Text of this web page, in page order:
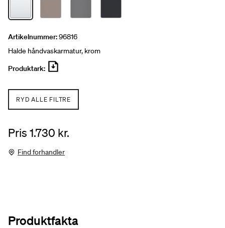
Artikelnummer:96816
Halde håndvaskarmatur, krom
Produktark:
RYD ALLE FILTRE
Pris 1.730 kr.
Find forhandler
Produktfakta